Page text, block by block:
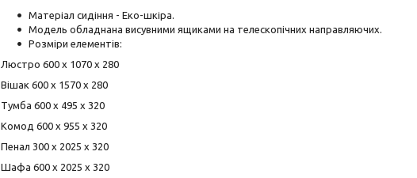
Матеріал сидіння - Еко-шкіра.
Модель обладнана висувними ящиками на телескопічних направляючих.
Розміри елементів:
Люстро 600 х 1070 х 280
Вішак 600 х 1570 х 280
Тумба 600 х 495 х 320
Комод 600 х 955 х 320
Пенал 300 х 2025 х 320
Шафа 600 х 2025 х 320